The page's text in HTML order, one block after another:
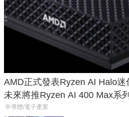
AMD正式發表Ryzen AI Halo迷
未來將推Ryzen AI 400 Max系
半導體/電子產業